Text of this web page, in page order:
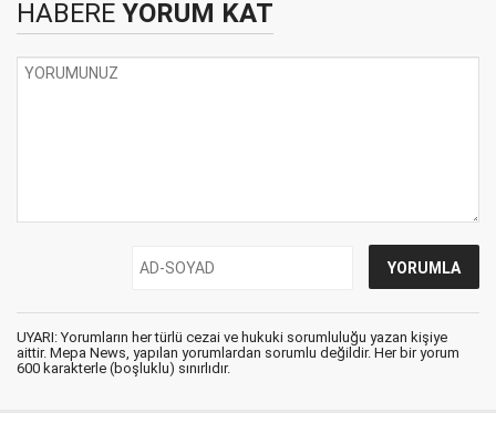
HABERE YORUM KAT
UYARI: Yorumların her türlü cezai ve hukuki sorumluluğu yazan kişiye
aittir. Mepa News, yapılan yorumlardan sorumlu değildir. Her bir yorum
600 karakterle (boşluklu) sınırlıdır.